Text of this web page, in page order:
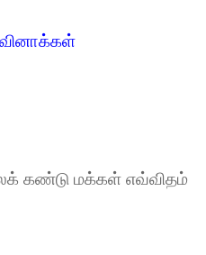
கண்டு மக்கள் எவ்விதம்